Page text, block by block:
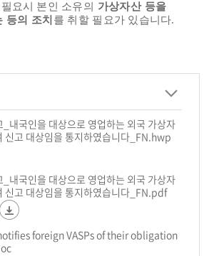
필요시 본인 소유의 가상자산 등을
등의 조치 를 취 할 필요가 있 습니다.
내국인을 대상으로 영업하는 외국 가상자
신고 대상임을 통지하였습니다_FN.hwp
내국인을 대상으로 영업하는 외국 가상자
신고 대상임을 통지하였습니다_FN.pdf
foreign VASPs of their obligation